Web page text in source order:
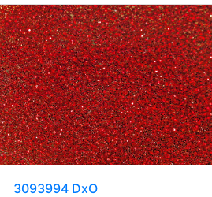
3093994 DxO